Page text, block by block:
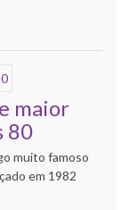
maior
80
muito famoso
em 1982